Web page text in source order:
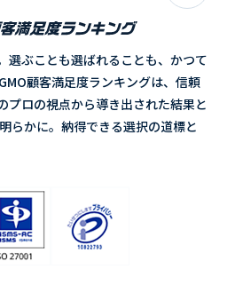
選ぶことも選ばれることも、かつて
顧客満足度ランキングは、信頼
プロの視点から導き出された結果と
らかに。納得できる選択の道標と